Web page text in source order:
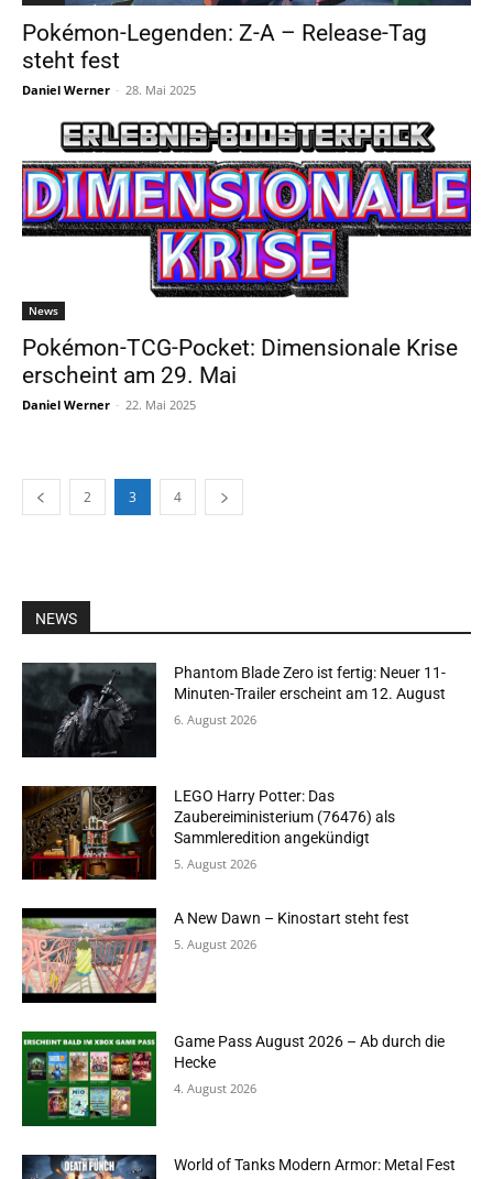
Pokémon-Legenden: Z-A – Release-Tag
steht fest
Daniel Werner - 28. Mai 2025
News
Pokémon-TCG-Pocket: Dimensionale Krise
erscheint am 29. Mai
Daniel Werner - 22. Mai 2025
2 3 4
NEWS
Phantom Blade Zero ist fertig: Neuer 11-
Minuten-Trailer erscheint am 12. August
6. August 2026
LEGO Harry Potter: Das
Zaubereiministerium (76476) als
Sammleredition angekündigt
5. August 2026
A New Dawn – Kinostart steht fest
5. August 2026
Game Pass August 2026 – Ab durch die
Hecke
4. August 2026
World of Tanks Modern Armor: Metal Fest